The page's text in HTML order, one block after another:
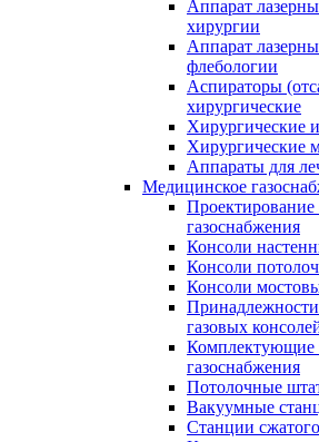
Аппарат
хирургии
Аппарат
флебологии
Аспираторы
хирургические
Хирургические
Хирургические
Аппараты для
Медицинское
Проектирование
газоснабжения
Консоли
Консоли
Консоли
газовых
Комплектующие
газоснабжения
Потолочные
Вакуумные
Станции